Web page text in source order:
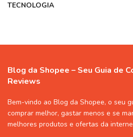
TECNOLOGIA
Blog da Shopee – Seu Guia de
Reviews
Bem-vindo ao Blog da Shopee, o seu
comprar melhor, gastar menos e se
melhores produtos e ofertas da